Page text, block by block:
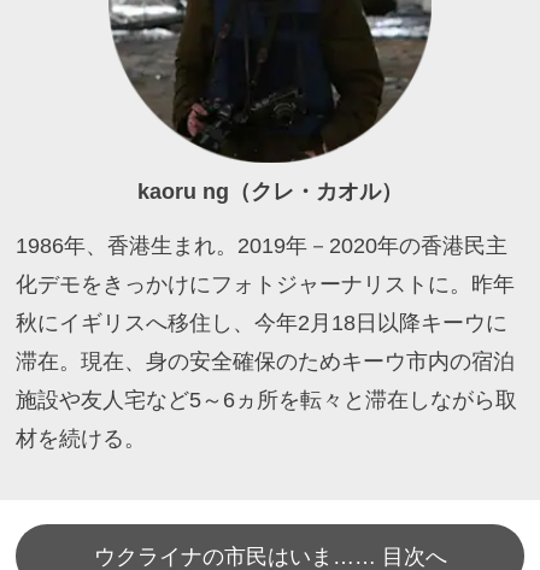
kaoru ng（クレ・カオル）
1986年、香港生まれ。2019年－2020年の香港民主
化デモをきっかけにフォトジャーナリストに。昨年
秋にイギリスへ移住し、今年2月18日以降キーウに
滞在。現在、身の安全確保のためキーウ市内の宿泊
施設や友人宅など5～6ヵ所を転々と滞在しながら取
材を続ける。
ウクライナの市民はいま…… 目次へ